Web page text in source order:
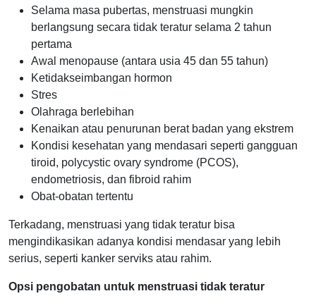
Selama masa pubertas, menstruasi mungkin
berlangsung secara tidak teratur selama 2 tahun
pertama
Awal menopause (antara usia 45 dan 55 tahun)
Ketidakseimbangan hormon
Stres
Olahraga berlebihan
Kenaikan atau penurunan berat badan yang ekstrem
Kondisi kesehatan yang mendasari seperti gangguan
tiroid, polycystic ovary syndrome (PCOS),
endometriosis, dan fibroid rahim
Obat-obatan tertentu
Terkadang, menstruasi yang tidak teratur bisa
mengindikasikan adanya kondisi mendasar yang lebih
serius, seperti kanker serviks atau rahim.
Opsi pengobatan untuk menstruasi tidak teratur